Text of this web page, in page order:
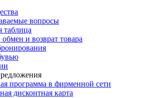
вопросы
таблица
обмен и возврат товара
программа в фирменной сети
дисконтная карта